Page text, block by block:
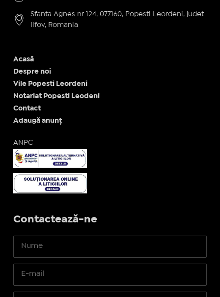
Sfanta Agnes nr 124, 077160, Popesti Leordeni, judet
Ilfov, Romania
Acasă
Despre noi
Vile Popesti Leordeni
Notariat Popesti Leodeni
Contact
Adaugă anunț
ANPC
Contactează-ne